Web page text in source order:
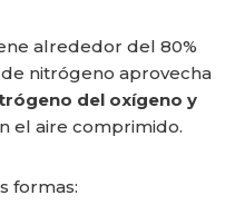
alrededor del 80%
nitrógeno aprovecha
del oxígeno y
el aire comprimido.
formas: